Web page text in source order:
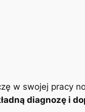
w swojej pracy
diagnozę i